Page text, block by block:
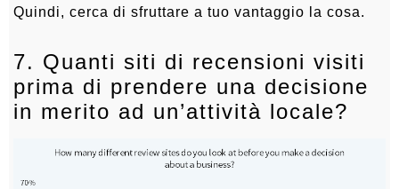
Quindi, cerca di sfruttare a tuo vantaggio la cosa.
7. Quanti siti di recensioni visiti
prima di prendere una decisione
in merito ad un’attività locale?